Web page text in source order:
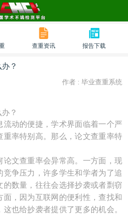
查重资讯 报告下载
？
作者 : 毕业查重系统
？
流动的便捷，学术界面临着一个严
重率特别高。那么，论文查重率特
论文查重率会异常高。一方面，现
争压力，许多学生和学者为了追
的数量，往往会选择抄袭或者剽窃
面，因为互联网的便利性，查找和
也给抄袭者提供了更多的机会。